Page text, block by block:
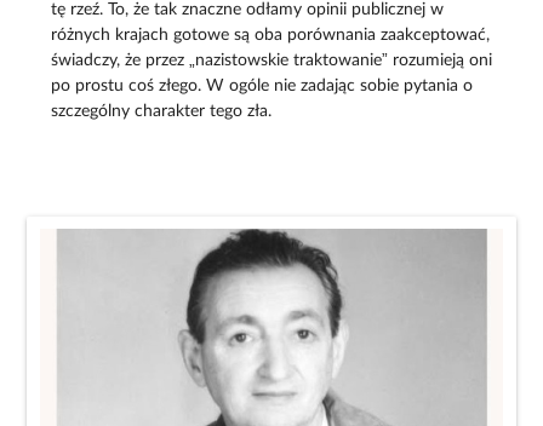
tę rzeź. To, że tak znaczne odłamy opinii publicznej w
różnych krajach gotowe są oba porównania zaakceptować,
świadczy, że przez „nazistowskie traktowanie” rozumieją oni
po prostu coś złego. W ogóle nie zadając sobie pytania o
szczególny charakter tego zła.